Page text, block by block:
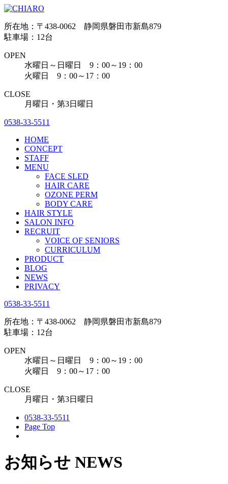
所在地：〒438-0062 静岡県磐田市新島879
駐車場：12台
OPEN
水曜日～日曜日 9：00～19：00
火曜日 9：00～17：00
CLOSE
月曜日・第3日曜日
0538-33-5511
HOME
CONCEPT
STAFF
MENU
FACE SLED
HAIR CARE
OZONE PERM
BODY CARE
HAIR STYLE
SALON INFO
RECRUIT
VOICE OF SENIORS
CURRICULUM
PRODUCT
BLOG
NEWS
PRIVACY
0538-33-5511
所在地：〒438-0062 静岡県磐田市新島879
駐車場：12台
OPEN
水曜日～日曜日 9：00～19：00
火曜日 9：00～17：00
CLOSE
月曜日・第3日曜日
0538-33-5511
Page Top
お知らせ NEWS